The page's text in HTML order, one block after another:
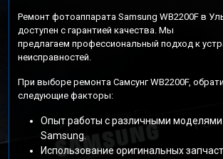
Ремонт фотоаппарата Samsung WB2200F в
доступен с гарантией качества. Мы
предлагаем профессиональный подход к
неисправностей.
При выборе ремонта Самсунг WB2200F,
следующие факторы:
Опыт работы с различными
Samsung.
Использование оригинальных